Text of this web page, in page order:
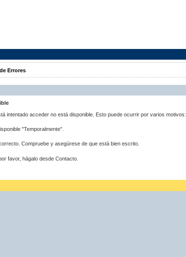
Errores
intentado acceder no está disponible. Esto puede ocurrir por varios motivos:
"Temporalmente".
Compruebe y asegúrese de que está bien escrito.
favor, hágalo desde Contacto.